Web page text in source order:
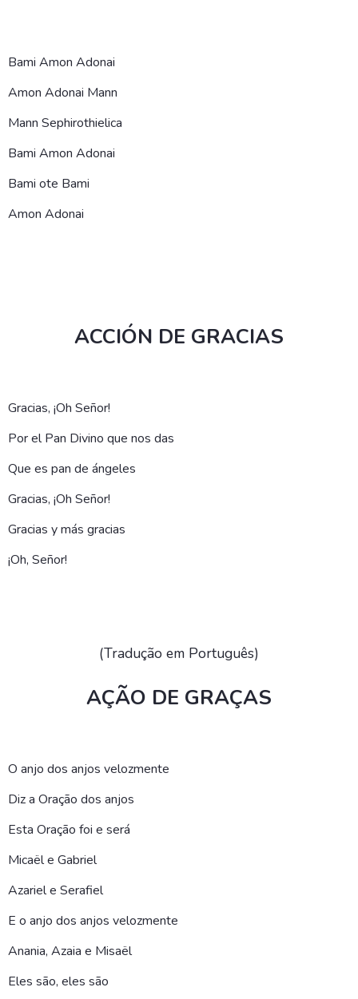
Bami Amon Adonai
Amon Adonai Mann
Mann Sephirothielica
Bami Amon Adonai
Bami ote Bami
Amon Adonai
ACCIÓN DE GRACIAS
Gracias, ¡Oh Señor!
Por el Pan Divino que nos das
Que es pan de ángeles
Gracias, ¡Oh Señor!
Gracias y más gracias
¡Oh, Señor!
(Tradução em Português)
AÇÃO DE GRAÇAS
O anjo dos anjos velozmente
Diz a Oração dos anjos
Esta Oração foi e será
Micaël e Gabriel
Azariel e Serafiel
E o anjo dos anjos velozmente
Anania, Azaia e Misaël
Eles são, eles são